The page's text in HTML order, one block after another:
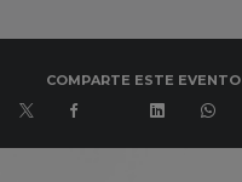
COMPARTE ESTE EVENTO